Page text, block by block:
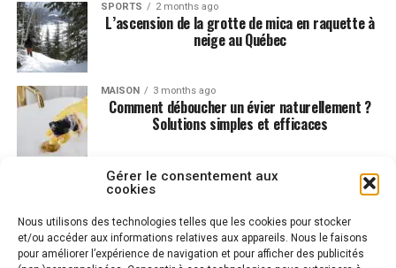
Gérer le consentement aux
cookies
Nous utilisons des technologies telles que les cookies pour stocker
et/ou accéder aux informations relatives aux appareils. Nous le faisons
pour améliorer l’expérience de navigation et pour afficher des publicités
SPORTS 2 months ago
L’ascension de la grotte de mica en raquette à
neige au Québec
MAISON 3 months ago
Comment déboucher un évier naturellement ?
Solutions simples et efficaces
DÉTENTE 4 months ago
Comment choisir un cadeau pour votre enfant ?